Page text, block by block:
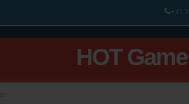
+31
HOT